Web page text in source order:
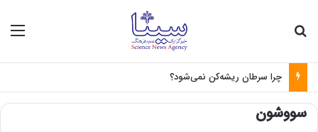
چرا سرطان ریشه‌کن نمی‌شود؟
سووشون